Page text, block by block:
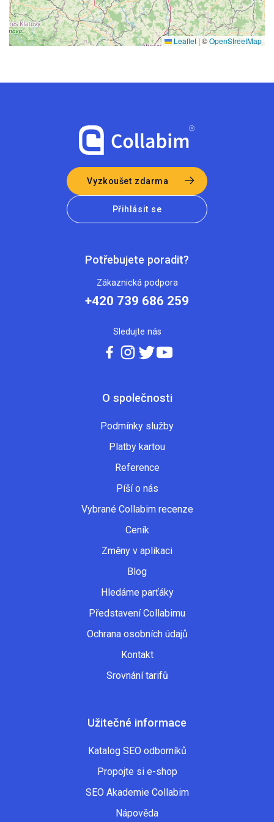
Leaflet | ©OpenStreetMap
Vyzkoušet zdarma
Přihlásit se
O společnosti
Podmínky služby
Platby kartou
Reference
Píší o nás
Vybrané Collabim recenze
Ceník
Změny v aplikaci
Blog
Hledáme parťáky
Představení Collabimu
Ochrana osobních údajů
Kontakt
Srovnání tarifů
Užitečné informace
Katalog SEO odborníků
Propojte si e-shop
SEO Akademie Collabim
Nápověda
Potřebujete poradit?
Zákaznická podpora
+420 739 686 259
Sledujte nás